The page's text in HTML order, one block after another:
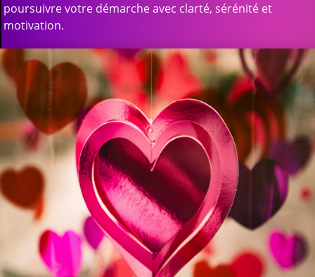
poursuivre votre démarche avec clarté, sérénité et
motivation.